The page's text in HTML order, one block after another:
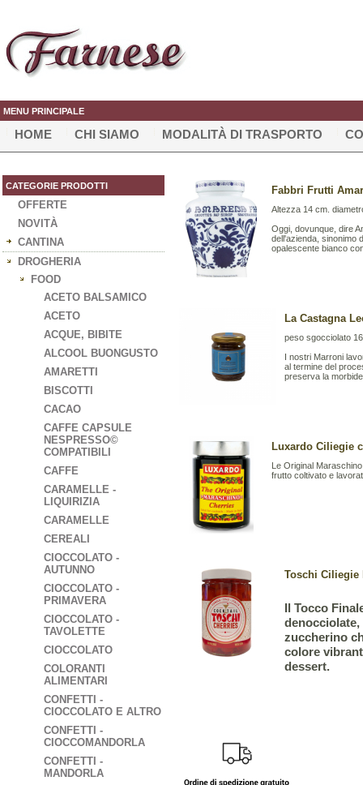
MENU PRINCIPALE
HOME CHI SIAMO MODALITÀ DI TRASPORTO
CATEGORIE PRODOTTI
OFFERTE
NOVITÀ
CANTINA
DROGHERIA
FOOD
ACETO BALSAMICO
ACETO
ACQUE, BIBITE
ALCOOL BUONGUSTO
AMARETTI
BISCOTTI
CACAO
CAFFE CAPSULE
NESPRESSO©
COMPATIBILI
CAFFE
CARAMELLE -
LIQUIRIZIA
CARAMELLE
CEREALI
CIOCCOLATO -
AUTUNNO
CIOCCOLATO -
PRIMAVERA
CIOCCOLATO -
TAVOLETTE
CIOCCOLATO
COLORANTI
ALIMENTARI
CONFETTI -
CIOCCOLATO E ALTRO
CONFETTI -
CIOCCOMANDORLA
CONFETTI -
MANDORLA
Fabbri Frutti
Altezza 14 cm.
Oggi, dovunque, dire
dell'azienda, sinonimo
opalescente bianco
La Castagna
peso sgocciolato
I nostri Marroni
al termine del
preserva la
Luxardo Ciliegie
Le Original
frutto coltivato e
Toschi Ciliegie
Il Tocco
zuccherino
colore
dessert.